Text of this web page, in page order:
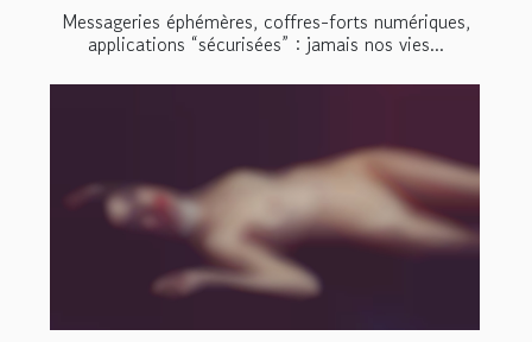
Messageries éphémères, coffres-forts numériques,
applications “sécurisées” : jamais nos vies...